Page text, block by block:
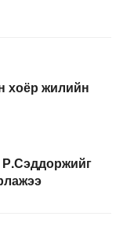
хоёр жилийн
Р.Сэддоржийг